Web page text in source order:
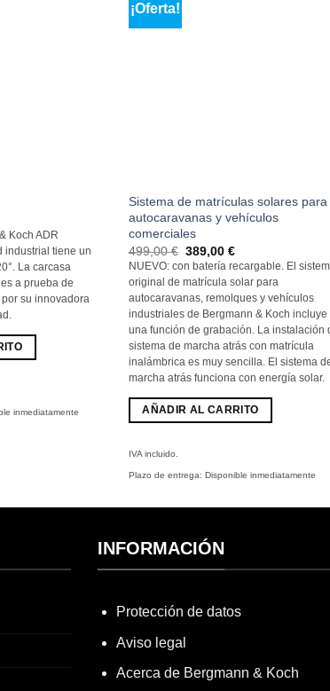
Koch ADR
industrial tiene un
La carcasa
a prueba de
su innovadora
inmediatamente
¡Oferta!
Sistema de matrículas solares para
autocaravanas y vehículos
comerciales
499,00€ El
precio
original
era:
499,00
€
389,00 €El
precio
actual
es:
389,00
€.
NUEVO: con batería recargable. El
original de matrícula solar para
autocaravanas, remolques y vehículos
industrialesde Bergmann & Koch incluye
una función de grabación. La instalación
sistema de marcha atrás con matrícula
inalámbrica es muy sencilla. El sistema
marcha atrás funciona con energía solar.
AÑADIR AL CARRITO
IVA incluido.
Plazo de entrega: Disponible inmediatamente
INFORMACIÓN
Protección de datos
Aviso legal
Acerca de Bergmann & Koch